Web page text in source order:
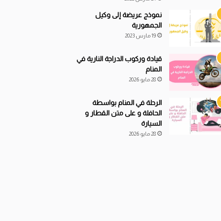
نموذج عريضة إلى وكيل
الجمهورية
19 مارس 2023
قيادةوركوب الدراجة النارية في
المنام
28 مايو 2026
الرحلة في المنام بواسطة
الحافلة و على متن القطار و
السيارة
28 مايو 2026